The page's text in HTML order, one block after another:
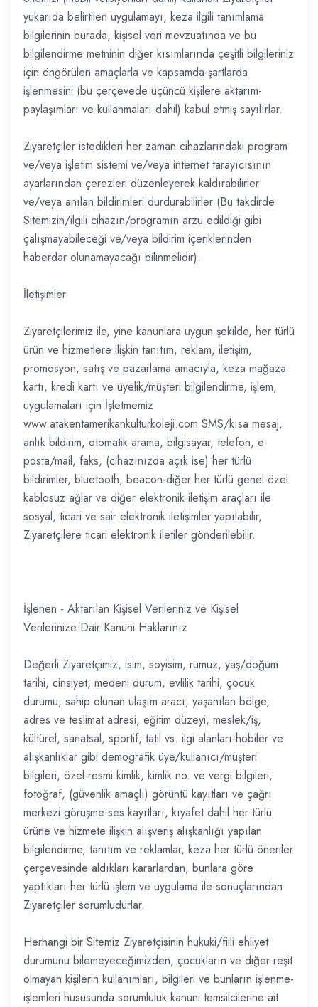
yukarıda belirtilen uygulamayı, keza ilgili tanımlama
bilgilerinin burada, kişisel veri mevzuatında ve bu
bilgilendirme metninin diğer kısımlarında çeşitli bilgileriniz
için öngörülen amaçlarla ve kapsamda-şartlarda
işlenmesini (bu çerçevede üçüncü kişilere aktarım-
paylaşımları ve kullanmaları dahil) kabul etmiş sayılırlar.
Ziyaretçiler istedikleri her zaman cihazlarındaki program
ve/veya işletim sistemi ve/veya internet tarayıcısının
ayarlarından çerezleri düzenleyerek kaldırabilirler
ve/veya anılan bildirimleri durdurabilirler (Bu takdirde
Sitemizin/ilgili cihazın/programın arzu edildiği gibi
çalışmayabileceği ve/veya bildirim içeriklerinden
haberdar olunamayacağı bilinmelidir).
İletişimler
Ziyaretçilerimiz ile, yine kanunlara uygun şekilde, her türlü
ürün ve hizmetlere ilişkin tanıtım, reklam, iletişim,
promosyon, satış ve pazarlama amacıyla, keza mağaza
kartı, kredi kartı ve üyelik/müşteri bilgilendirme, işlem,
uygulamaları için İşletmemiz
www.atakentamerikankulturkoleji.com SMS/kısa mesaj,
anlık bildirim, otomatik arama, bilgisayar, telefon, e-
posta/mail, faks, (cihazınızda açık ise) her türlü
bildirimler, bluetooth, beacon-diğer her türlü genel-özel
kablosuz ağlar ve diğer elektronik iletişim araçları ile
sosyal, ticari ve sair elektronik iletişimler yapılabilir,
Ziyaretçilere ticari elektronik iletiler gönderilebilir.
İşlenen - Aktarılan Kişisel Verileriniz ve Kişisel
Verilerinize Dair Kanuni Haklarınız
Değerli Ziyaretçimiz, isim, soyisim, rumuz, yaş/doğum
tarihi, cinsiyet, medeni durum, evlilik tarihi, çocuk
durumu, sahip olunan ulaşım aracı, yaşanılan bölge,
adres ve teslimat adresi, eğitim düzeyi, meslek/iş,
kültürel, sanatsal, sportif, tatil vs. ilgi alanları-hobiler ve
alışkanlıklar gibi demografik üye/kullanıcı/müşteri
bilgileri, özel-resmi kimlik, kimlik no. ve vergi bilgileri,
fotoğraf, (güvenlik amaçlı) görüntü kayıtları ve çağrı
merkezi görüşme ses kayıtları, kıyafet dahil her türlü
ürüne ve hizmete ilişkin alışveriş alışkanlığı yapılan
bilgilendirme, tanıtım ve reklamlar, keza her türlü öneriler
çerçevesinde aldıkları kararlardan, bunlara göre
yaptıkları her türlü işlem ve uygulama ile sonuçlarından
Ziyaretçiler sorumludurlar.
Herhangi bir Sitemiz Ziyaretçisinin hukuki/fiili ehliyet
durumunu bilemeyeceğimizden, çocukların ve diğer reşit
olmayan kişilerin kullanımları, bilgileri ve bunların işlenme-
işlemleri hususunda sorumluluk kanuni temsilcilerine ait